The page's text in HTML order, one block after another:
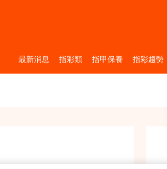
最新消息 指彩類 指甲保養 指彩趨勢